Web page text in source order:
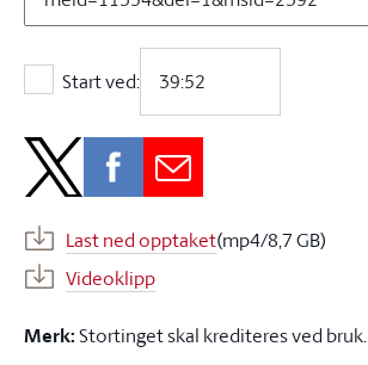
Start ved:
Start ved:
Last ned opptaket(mp4/8,7 GB)
Videoklipp
Merk:Stortinget skal krediteres ved bruk.